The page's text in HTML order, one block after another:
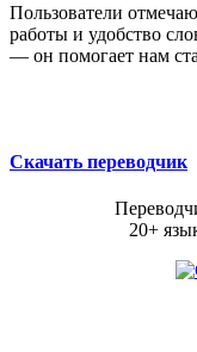
Пользователи
работы и удобство
— он помогает нам
Скачать переводчик
20+